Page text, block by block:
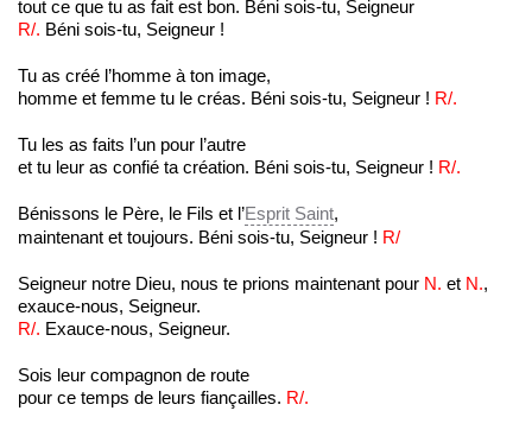
tout ce que tu as fait est bon. Béni sois-tu, Seigneur
R/. Béni sois-tu, Seigneur !
Tu as créé l’homme à ton image,
homme et femme tu le créas. Béni sois-tu, Seigneur ! R/.
Tu les as faits l’un pour l’autre
et tu leur as confié ta création. Béni sois-tu, Seigneur ! R/.
Bénissons le Père, le Fils et l’Esprit Saint,
maintenant et toujours. Béni sois-tu, Seigneur ! R/
Seigneur notre Dieu, nous te prions maintenant pour N. et N.,
exauce-nous, Seigneur.
R/. Exauce-nous, Seigneur.
Sois leur compagnon de route
pour ce temps de leurs fiançailles. R/.